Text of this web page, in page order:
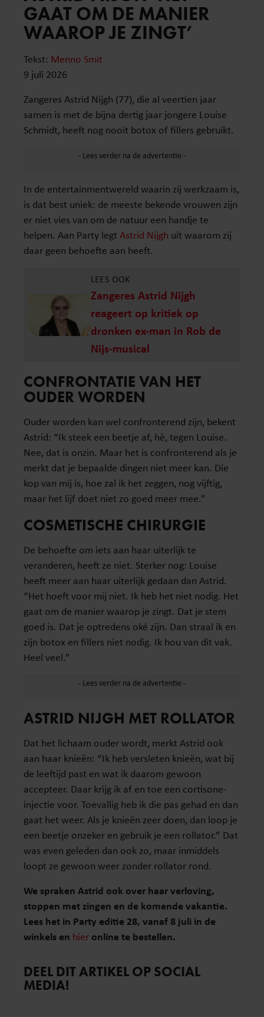
GAAT OM DE MANIER
WAAROP JE ZINGT’
Tekst: Menno Smit
9 juli 2026
Zangeres Astrid Nijgh (77), die al veertien jaar
samen is met de bijna dertig jaar jongere Louise
Schmidt, heeft nog nooit botox of fillers gebruikt.
In de entertainmentwereld waarin zij werkzaam is,
is dat best uniek: de meeste bekende vrouwen zijn
er niet vies van om de natuur een handje te
helpen. Aan Party legt Astrid Nijgh uit waarom zij
daar geen behoefte aan heeft.
LEES OOK
Zangeres Astrid Nijgh
reageert op kritiek op
dronken ex-man in Rob de
Nijs-musical
CONFRONTATIE VAN HET
OUDER WORDEN
Ouder worden kan wel confronterend zijn, bekent
Astrid: “Ik steek een beetje af, hè, tegen Louise.
Nee, dat is onzin. Maar het is confronterend als je
merkt dat je bepaalde dingen niet meer kan. Die
kop van mij is, hoe zal ik het zeggen, nog vijftig,
maar het lijf doet niet zo goed meer mee.”
COSMETISCHE CHIRURGIE
De behoefte om iets aan haar uiterlijk te
veranderen, heeft ze niet. Sterker nog: Louise
heeft meer aan haar uiterlijk gedaan dan Astrid.
“Het hoeft voor mij niet. Ik heb het niet nodig. Het
gaat om de manier waarop je zingt. Dat je stem
goed is. Dat je optredens oké zijn. Dan straal ik en
zijn botox en fillers niet nodig. Ik hou van dit vak.
Heel veel.”
ASTRID NIJGH MET ROLLATOR
Dat het lichaam ouder wordt, merkt Astrid ook
aan haar knieën: “Ik heb versleten knieën, wat bij
de leeftijd past en wat ik daarom gewoon
accepteer. Daar krijg ik af en toe een cortisone-
injectie voor. Toevallig heb ik die pas gehad en dan
gaat het weer. Als je knieën zeer doen, dan loop je
een beetje onzeker en gebruik je een rollator.” Dat
was even geleden dan ook zo, maar inmiddels
loopt ze gewoon weer zonder rollator rond.
We spraken Astrid ook over haar verloving,
stoppen met zingen en de komende vakantie.
Lees het in Party editie 28, vanaf 8 juli in de
winkels en hier online te bestellen.
DEEL DIT ARTIKEL OP SOCIAL
MEDIA!